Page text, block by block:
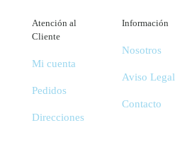
Atención al
Cliente
Mi cuenta
Pedidos
Direcciones
Información
Nosotros
Aviso Legal
Contacto